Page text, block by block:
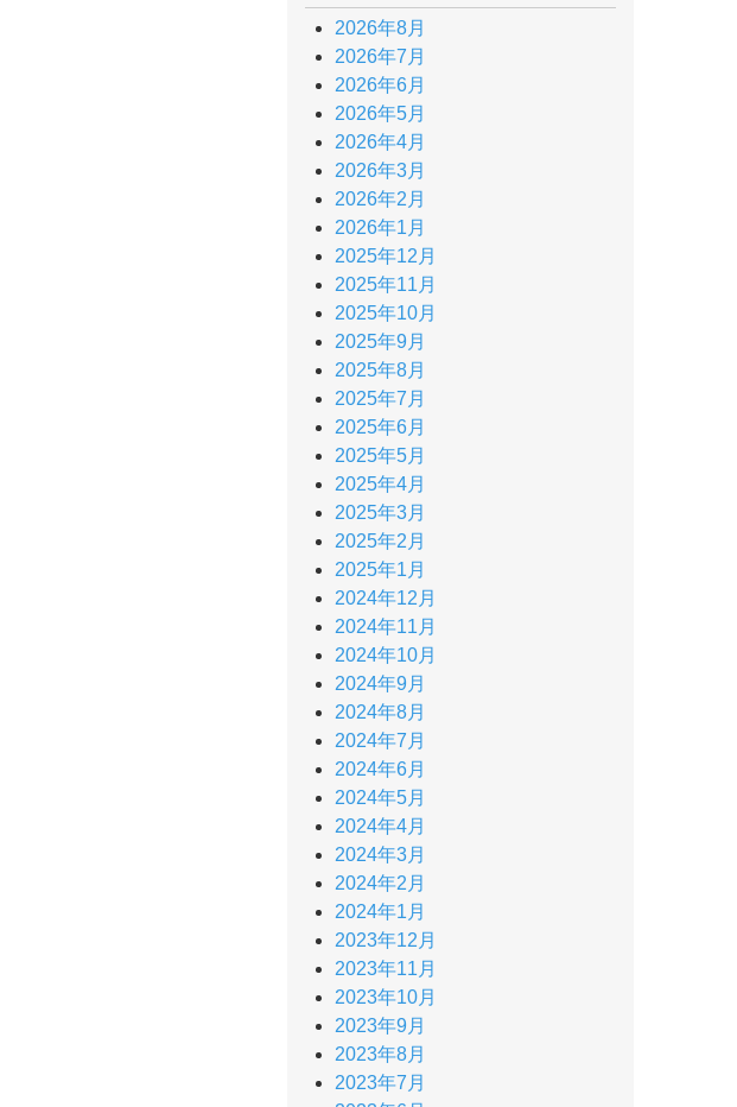
2026年8月
2026年7月
2026年6月
2026年5月
2026年4月
2026年3月
2026年2月
2026年1月
2025年12月
2025年11月
2025年10月
2025年9月
2025年8月
2025年7月
2025年6月
2025年5月
2025年4月
2025年3月
2025年2月
2025年1月
2024年12月
2024年11月
2024年10月
2024年9月
2024年8月
2024年7月
2024年6月
2024年5月
2024年4月
2024年3月
2024年2月
2024年1月
2023年12月
2023年11月
2023年10月
2023年9月
2023年8月
2023年7月